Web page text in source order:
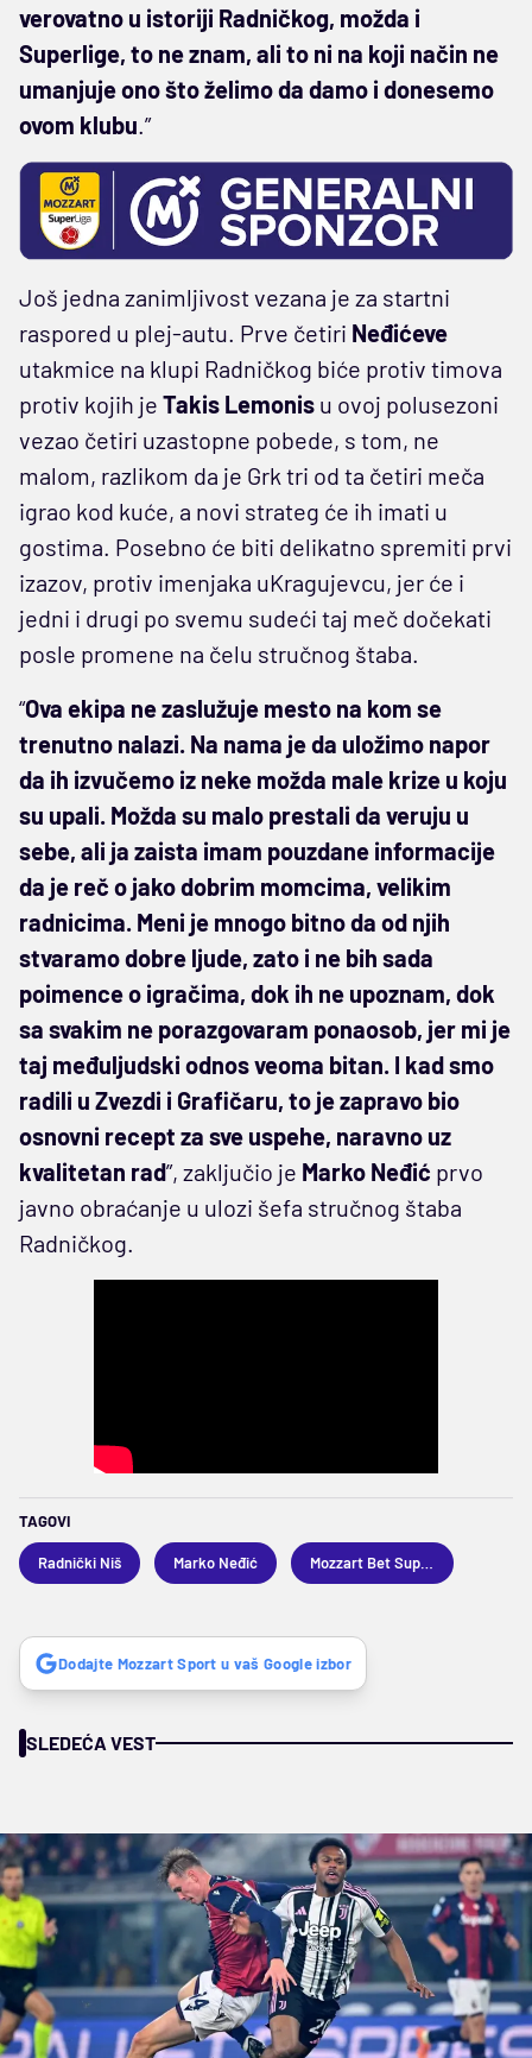
verovatno u istoriji Radničkog, možda i
Superlige, to ne znam, ali to ni na koji način ne
umanjuje ono što želimo da damo i donesemo
ovom klubu.”
Još jedna zanimljivost vezana je za startni
raspored u plej-autu. Prve četiri Neđićeve
utakmice na klupi Radničkog biće protiv timova
protiv kojih je Takis Lemonis u ovoj polusezoni
vezao četiri uzastopne pobede, s tom, ne
malom, razlikom da je Grk tri od ta četiri meča
igrao kod kuće, a novi strateg će ih imati u
gostima. Posebno će biti delikatno spremiti prvi
izazov, protiv imenjaka uKragujevcu, jer će i
jedni i drugi po svemu sudeći taj meč dočekati
posle promene na čelu stručnog štaba.
“Ova ekipa ne zaslužuje mesto na kom se
trenutno nalazi. Na nama je da uložimo napor
da ih izvučemo iz neke možda male krize u koju
su upali. Možda su malo prestali da veruju u
sebe, ali ja zaista imam pouzdane informacije
da je reč o jako dobrim momcima, velikim
radnicima. Meni je mnogo bitno da od njih
stvaramo dobre ljude, zato i ne bih sada
poimence o igračima, dok ih ne upoznam, dok
sa svakim ne porazgovaram ponaosob, jer mi je
taj međuljudski odnos veoma bitan. I kad smo
radili u Zvezdi i Grafičaru, to je zapravo bio
osnovni recept za sve uspehe, naravno uz
kvalitetan rad”, zaključio je Marko Neđić prvo
javno obraćanje u ulozi šefa stručnog štaba
Radničkog.
TAGOVI
Radnički Niš Marko Neđić Mozzart Bet Superliga
Dodajte Mozzart Sport u vaš Google izbor
SLEDEĆA VEST